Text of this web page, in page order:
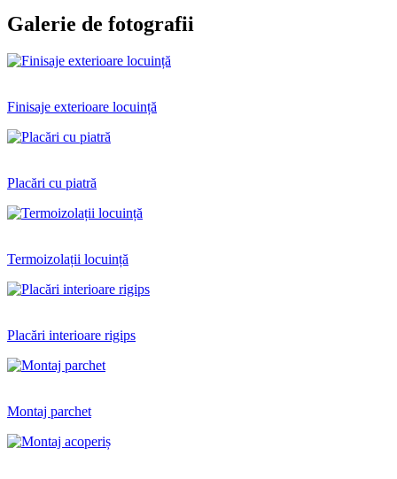
Galerie de fotografii
Finisaje exterioare locuință
Placări cu piatră
Termoizolații locuință
Placări interioare rigips
Montaj parchet